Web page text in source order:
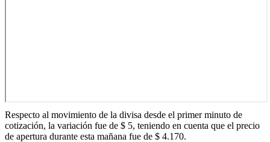
Respecto al movimiento de la divisa desde el primer minuto de
cotización, la variación fue de $ 5, teniendo en cuenta que el precio
de apertura durante esta mañana fue de $ 4.170.